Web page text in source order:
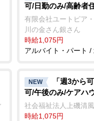
可/日勤のみ/高齢者
有限会社ユートピア
川の金さん銀さん
時給1,075円
アルバイト・パート /
NEW
「週3から
可/午後のみ/ケアハ
社会福祉法人上磯清
時給1,075円